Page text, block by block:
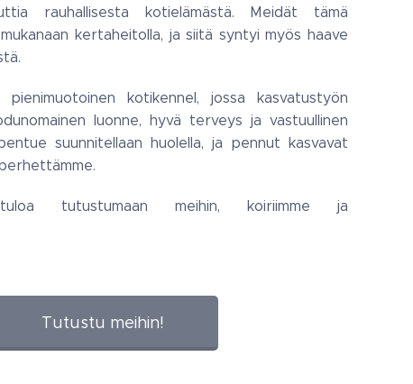
rauhallisesta kotielämästä. Meidät tämä
kertaheitolla, ja siitä syntyi myös haave
kotikennel, jossa kasvatustyön
luonne, hyvä terveys ja vastuullinen
suunnitellaan huolella, ja pennut kasvavat
tutustumaan meihin, koiriimme ja
Tutustu meihin!